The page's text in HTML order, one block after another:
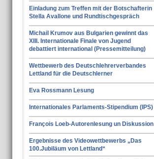
Einladung zum Treffen mit der Botschafterin
Stella Avallone und Rundtischgespräch
Michail Krumov aus Bulgarien gewinnt das
XIII. Internationale Finale von Jugend
debattiert international (Pressemitteilung)
Wettbewerb des Deutschlehrerverbandes
Lettland für die Deutschlerner
Eva Rossmann Lesung
Internationales Parlaments-Stipendium (IPS)
François Loeb-Autorenlesung un Diskussion
Ergebnisse des Videowettbewerbs „Das
100.Jubiläum von Lettland“